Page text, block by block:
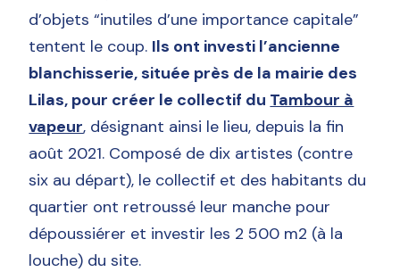
d’objets “inutiles d’une importance capitale”
tentent le coup. Ils ont investi l’ancienne
blanchisserie, située près de la mairie des
Lilas, pour créer le collectif du Tambour à
vapeur, désignant ainsi le lieu, depuis la fin
août 2021. Composé de dix artistes (contre
six au départ), le collectif et des habitants du
quartier ont retroussé leur manche pour
dépoussiérer et investir les 2 500 m2 (à la
louche) du site.